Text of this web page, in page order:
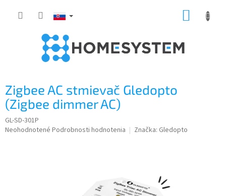
Zigbee AC stmievač Gledopto
(Zigbee dimmer AC)
GL-SD-301P
Priemerné
Neohodnotené Podrobnosti hodnotenia Značka: Gledopto